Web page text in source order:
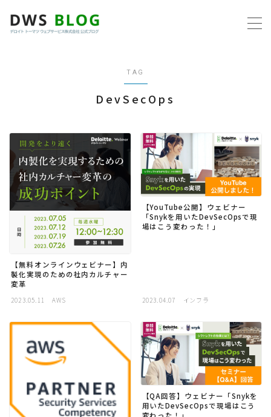
プログラミング
ビジネス
リモートワーク
社内制度
採用
TAG
DevSecOps
【無料オンラインウェビナー】内
製化実現のための社内カルチャー
変革
2023.05.11 AWS
【YouTube公開】ウェビナー
「Snykを用いたDevSecOpsで現
場はこう変わった！」
2023.04.07 インフラ
【QA回答】ウェビナー「Snykを
用いたDevSecOpsで現場はこう